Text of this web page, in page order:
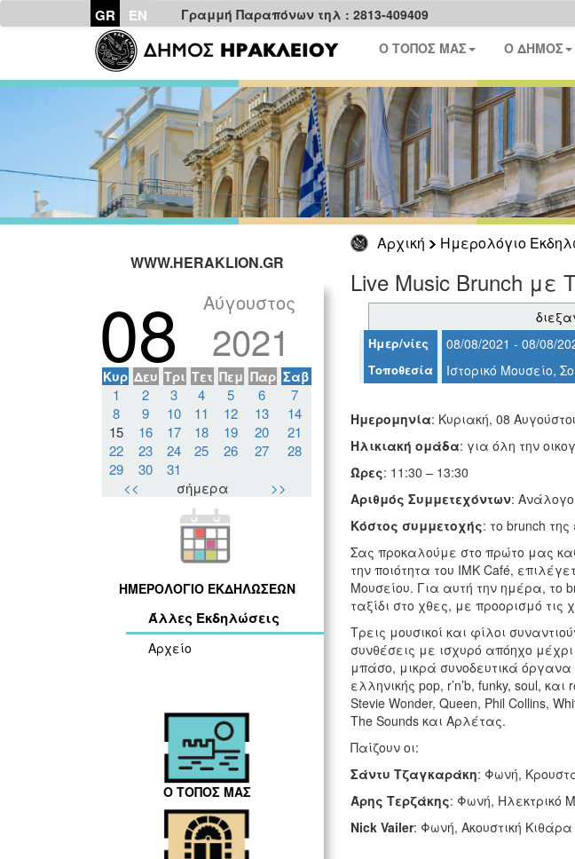
GR EN Γραμμή Παραπόνων τηλ : 2813-409409
Ο ΤΟΠΟΣ ΜΑΣ Ο ΔΗΜΟΣ
Αρχική Ημερολόγιο
WWW.HERAKLION.GR
08 Αύγουστος
2021
Κυρ Δευ Τρι Τετ Πεμ Παρ Σαβ
1 2 3 4 5 6
7
8
9 10 11 12 13
14
15
16 17 18 19 20
21
22
23 24 25 26 27
28
29
30
31
<<
σήμερα >>
ΗΜΕΡΟΛΟΓΙΟ ΕΚΔΗΛΩΣΕΩΝ
Άλλες Εκδηλώσεις
Αρχείο
Ο ΤΟΠΟΣ ΜΑΣ
Live Music Brunch με
Ημερ/νίες 08/08/2021 - 08/08/
Τοποθεσία Ιστορικό Μουσείο,
Ημερομηνία: Κυριακή, 08
Ηλικιακή ομάδα: για όλη την
Ώρες: 11:30 – 13:30
Αριθμός Συμμετεχόντων:
Κόστος συμμετοχής: το brunch
Σας προκαλούμε στο πρώτο μας
την ποιότητα του ΙΜΚ Café,
Μουσείου. Για αυτή την ημέρα, το
ταξίδι στο χθες, με προορισμό τις
Τρεις μουσικοί και φίλοι
συνθέσεις με ισχυρό απόηχο
μπάσο, μικρά συνοδευτικά όργανα
ελληνικής pop, r’n’b, funky, soul,
Stevie Wonder, Queen, Phil Collins,
The Sounds και Αρλέτας.
Παίζουν οι:
Σάντυ Τζαγκαράκη: Φωνή,
Άρης Τερζάκης: Φωνή, Ηλεκτρικό
Nick Vailer: Φωνή, Ακουστική Κιθάρα